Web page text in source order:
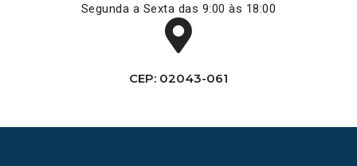
Segunda a Sexta das 9:00 às 18:00
CEP: 02043-061